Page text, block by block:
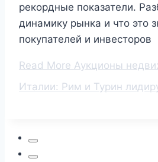
рекордные показатели.
динамику рынка и что это
покупателей и инвесторов
Read More Аукционы
Италии: Рим и Турин